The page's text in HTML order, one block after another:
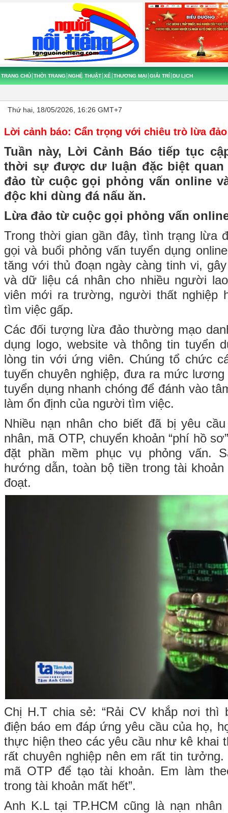
TRANG CHỦ THỜI TRANG NGHỆ THUẬT XẾ THƯƠNG MẠI GIẢI TRÍ DU LỊCH
Thứ hai, 18/05/2026, 16:26 GMT+7
Lời cảnh báo: Cẩn trọng với chiêu trò lừa
Tuần này, Lời Cảnh Báo tiếp tục
thời sự được dư luận đặc biệt
đảo từ cuộc gọi phỏng vấn online
độc khi dùng đá nấu ăn.
Lừa đảo từ cuộc gọi phỏng vấn
Trong thời gian gần đây, tình trạng lừa
gọi và buổi phỏng vấn tuyển dụng
tăng với thủ đoạn ngày càng tinh vi,
và dữ liệu cá nhân cho nhiều người
viên mới ra trường, người thất nghiệp
tìm việc gấp.
Các đối tượng lừa đảo thường mạo
dụng logo, website và thông tin tuyển
lòng tin với ứng viên. Chúng tổ chức
tuyến chuyên nghiệp, đưa ra mức
tuyển dụng nhanh chóng để đánh vào
làm ổn định của người tìm việc.
Nhiều nạn nhân cho biết đã bị yêu
nhân, mã OTP, chuyển khoản “phí hồ
đặt phần mềm phục vụ phỏng vấn.
hướng dẫn, toàn bộ tiền trong tài
đoạt.
Chị H.T chia sẻ: “Rải CV khắp nơi thì
điện báo em đáp ứng yêu cầu của họ,
thực hiện theo các yêu cầu như kê khai
rất chuyên nghiệp nên em rất tin
mã OTP để tạo tài khoản. Em làm
trong tài khoản mất hết”.
Anh K.L tại TP.HCM cũng là nạn